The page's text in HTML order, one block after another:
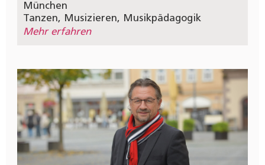
München
Tanzen, Musizieren, Musikpädagogik
Mehr erfahren